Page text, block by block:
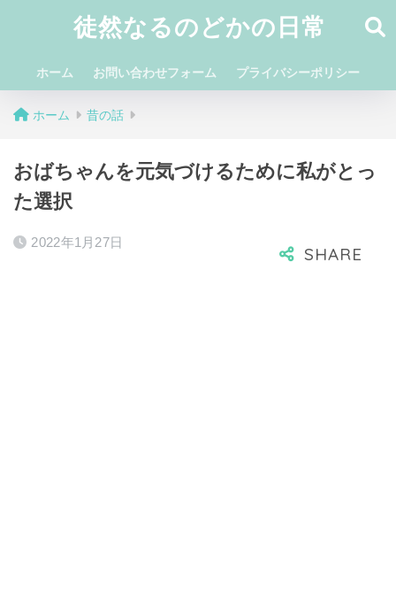
徒然なるのどかの日常
ホーム お問い合わせフォーム プライバシーポリシー
ホーム 昔の話
おばちゃんを元気づけるために私がとっ
た選択
2022年1月27日